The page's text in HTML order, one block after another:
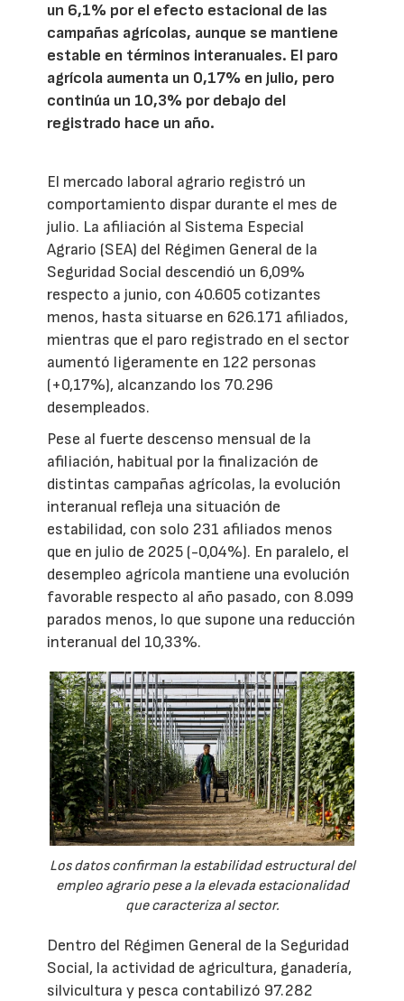
un 6,1% por el efecto estacional de las
campañas agrícolas, aunque se mantiene
estable en términos interanuales. El paro
agrícola aumenta un 0,17% en julio, pero
continúa un 10,3% por debajo del
registrado hace un año.
El mercado laboral agrario registró un
comportamiento dispar durante el mes de
julio. La afiliación al Sistema Especial
Agrario (SEA) del Régimen General de la
Seguridad Social descendió un 6,09%
respecto a junio, con 40.605 cotizantes
menos, hasta situarse en 626.171 afiliados,
mientras que el paro registrado en el sector
aumentó ligeramente en 122 personas
(+0,17%), alcanzando los 70.296
desempleados.
Pese al fuerte descenso mensual de la
afiliación, habitual por la finalización de
distintas campañas agrícolas, la evolución
interanual refleja una situación de
estabilidad, con solo 231 afiliados menos
que en julio de 2025 (-0,04%). En paralelo, el
desempleo agrícola mantiene una evolución
favorable respecto al año pasado, con 8.099
parados menos, lo que supone una reducción
interanual del 10,33%.
Los datos confirman la estabilidad estructural del
empleo agrario pese a la elevada estacionalidad
que caracteriza al sector.
Dentro del Régimen General de la Seguridad
Social, la actividad de agricultura, ganadería,
silvicultura y pesca contabilizó 97.282